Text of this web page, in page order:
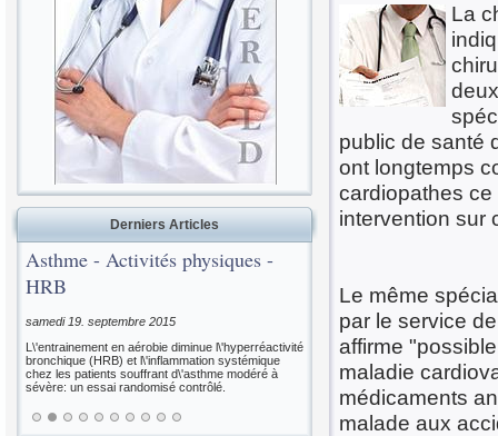
Derniers Articles
Asthme - Activités physiques -
HRB
samedi 19. septembre 2015
L\'entrainement en aérobie diminue l\'hyperréactivité
bronchique (HRB) et l\'inflammation systémique
chez les patients souffrant d\'asthme modéré à
sévère: un essai randomisé contrôlé.
La
public de santé
ont longtemps
cardiopathes
intervention sur
Le même
par le service
affirme
maladie
médicaments
malade aux